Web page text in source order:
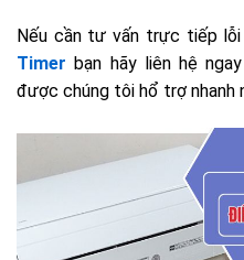
Nếu cần tư vấn trực tiếp lỗi
Timer bạn hãy liên hệ
được chúng tôi hổ trợ nhanh